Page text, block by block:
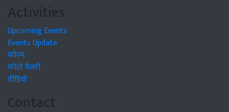
Activities
Upcoming Events
Events Update
फोरम
फोटो गैलरी
वीडियो
Contact